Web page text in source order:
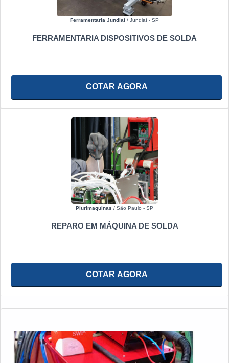
Ferramentaria Jundiaí / Jundiaí - SP
FERRAMENTARIA DISPOSITIVOS DE SOLDA
COTAR AGORA
Plurimaquinas / São Paulo - SP
REPARO EM MÁQUINA DE SOLDA
COTAR AGORA